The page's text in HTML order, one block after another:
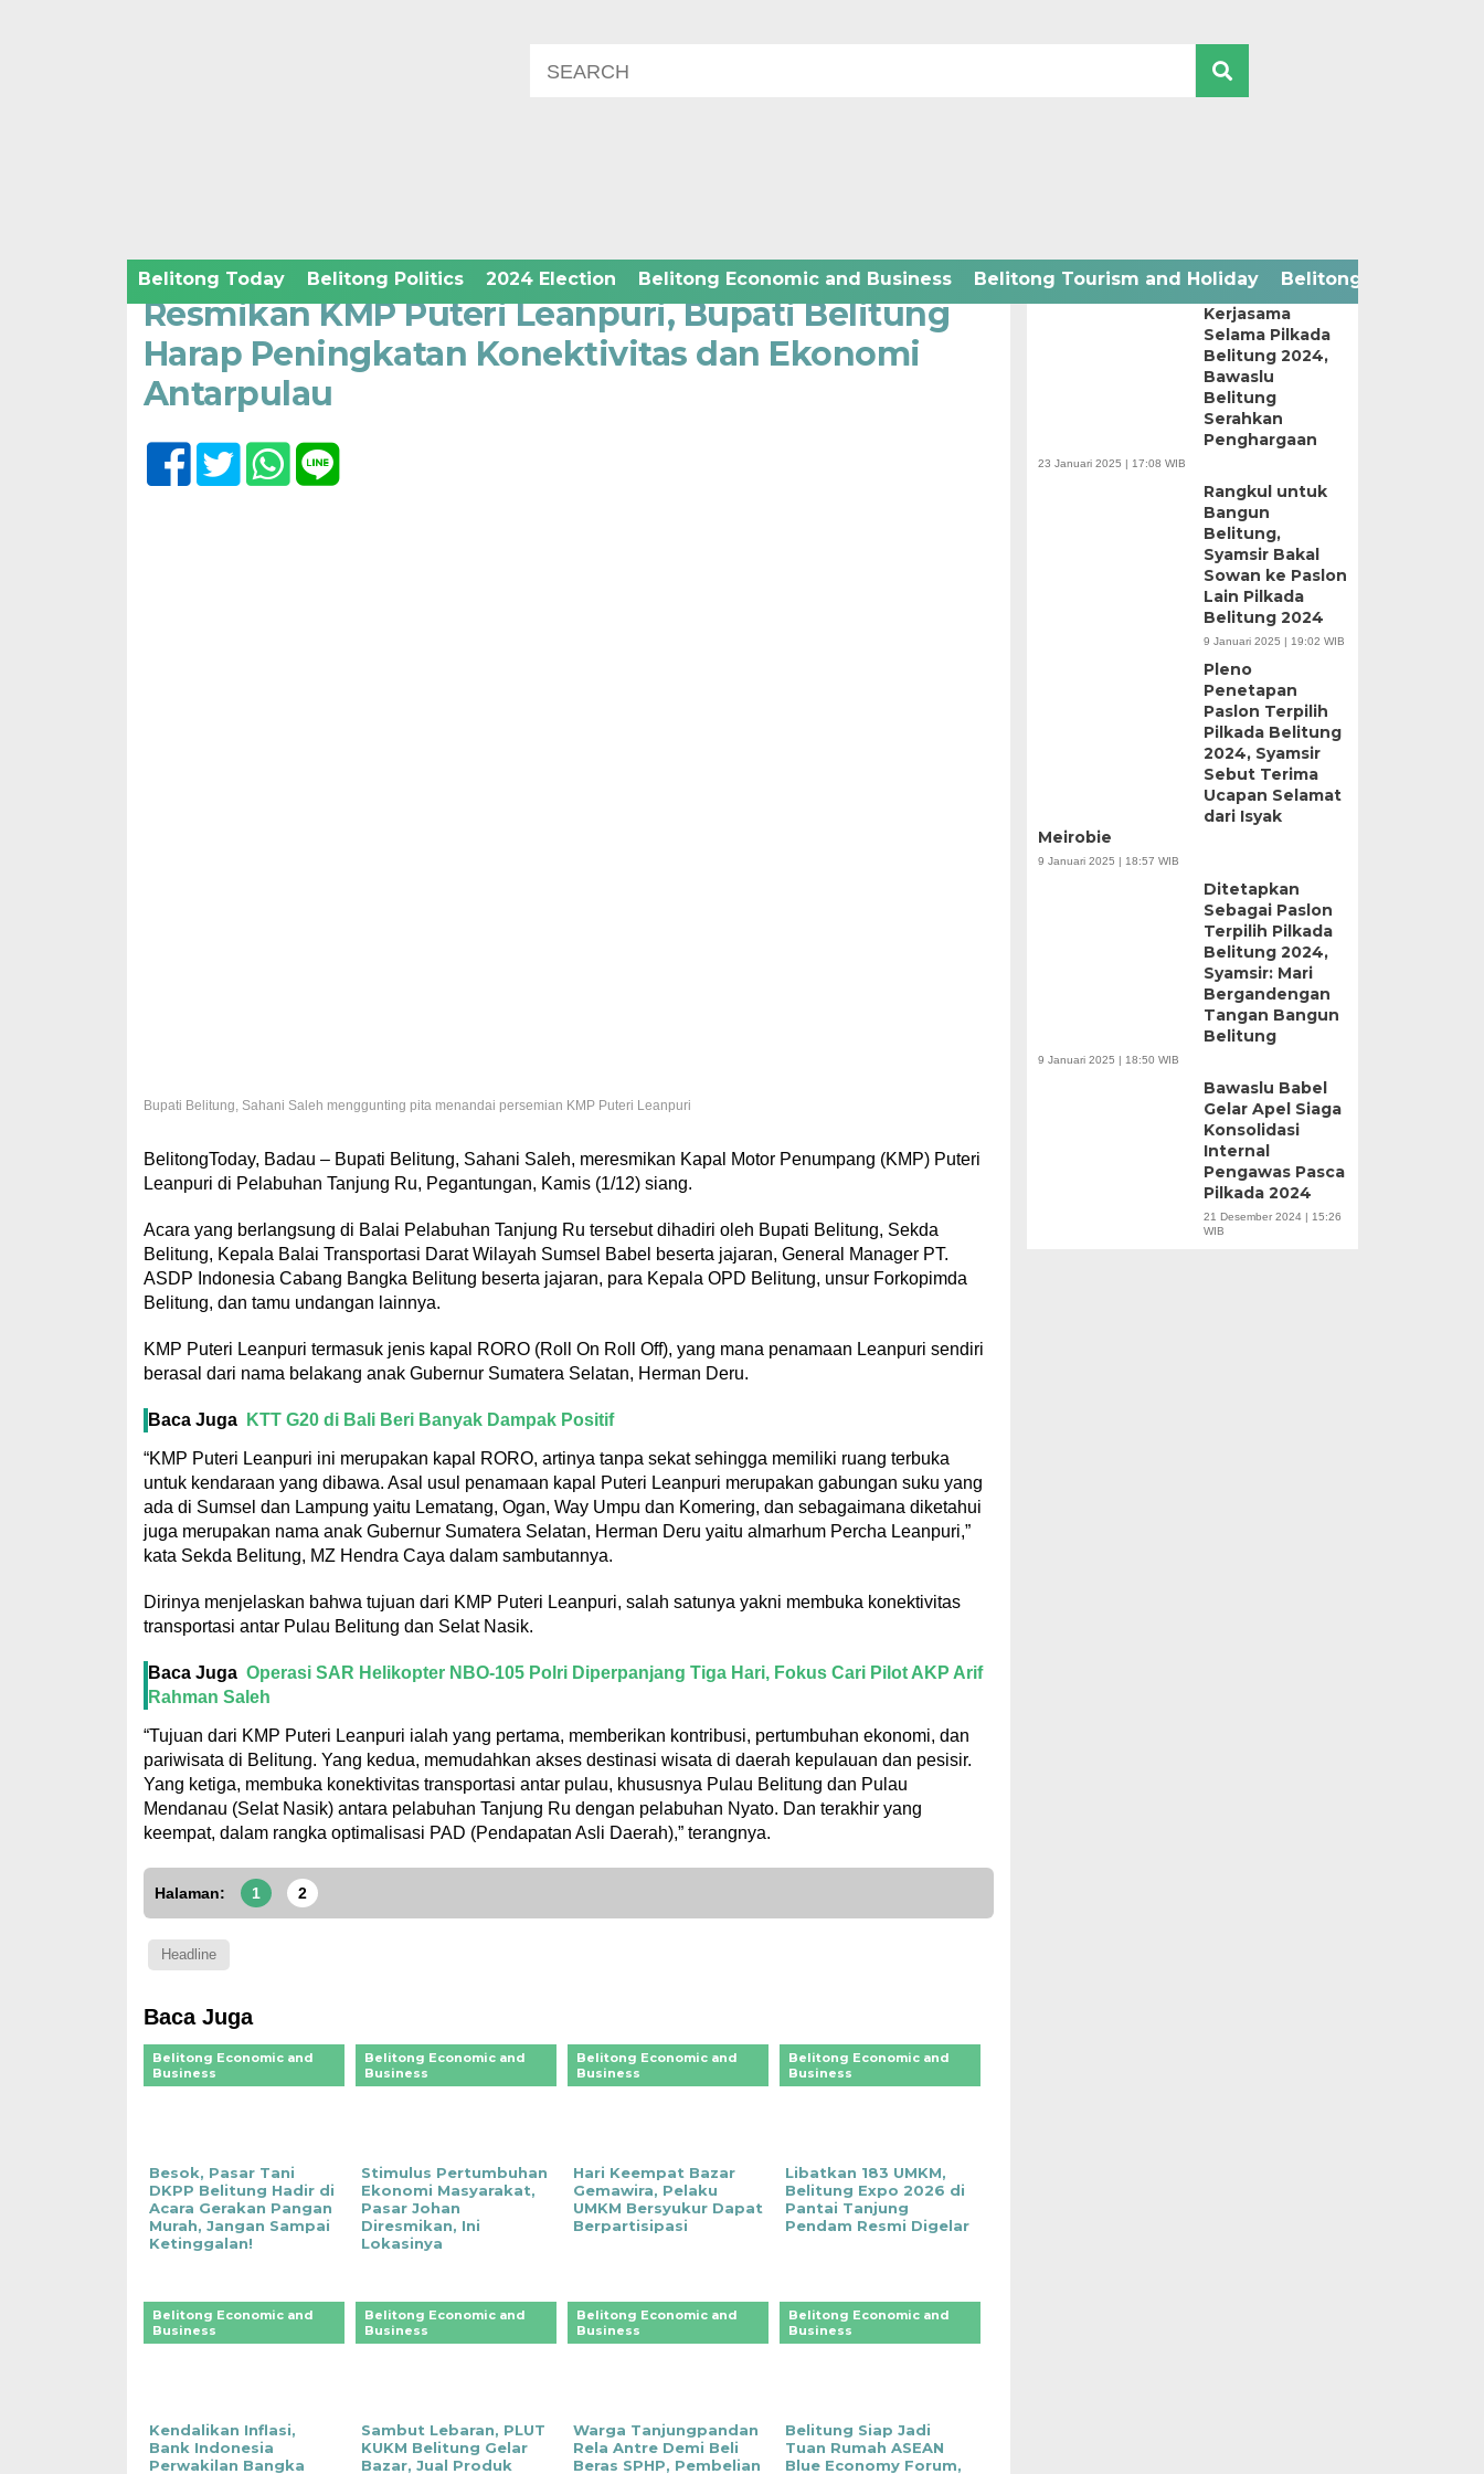
Belitong Today Belitong Politics 2024 Election Belitong Economic and Business Belitong Tourism and Holiday Belitong Technology
Kamis, 1 Desember 2022 - 20:30 WIB
Resmikan KMP Puteri Leanpuri, Bupati Belitung
Harap Peningkatan Konektivitas dan Ekonomi
Antarpulau
Bupati Belitung, Sahani Saleh menggunting pita menandai persemian KMP Puteri Leanpuri
BelitongToday, Badau – Bupati Belitung, Sahani Saleh, meresmikan Kapal Motor Penumpang (KMP) Puteri
Leanpuri di Pelabuhan Tanjung Ru, Pegantungan, Kamis (1/12) siang.
Acara yang berlangsung di Balai Pelabuhan Tanjung Ru tersebut dihadiri oleh Bupati Belitung, Sekda
Belitung, Kepala Balai Transportasi Darat Wilayah Sumsel Babel beserta jajaran, General Manager PT.
ASDP Indonesia Cabang Bangka Belitung beserta jajaran, para Kepala OPD Belitung, unsur Forkopimda
Belitung, dan tamu undangan lainnya.
KMP Puteri Leanpuri termasuk jenis kapal RORO (Roll On Roll Off), yang mana penamaan Leanpuri sendiri
berasal dari nama belakang anak Gubernur Sumatera Selatan, Herman Deru.
Baca Juga KTT G20 di Bali Beri Banyak Dampak Positif
“KMP Puteri Leanpuri ini merupakan kapal RORO, artinya tanpa sekat sehingga memiliki ruang terbuka
untuk kendaraan yang dibawa. Asal usul penamaan kapal Puteri Leanpuri merupakan gabungan suku yang
ada di Sumsel dan Lampung yaitu Lematang, Ogan, Way Umpu dan Komering, dan sebagaimana diketahui
juga merupakan nama anak Gubernur Sumatera Selatan, Herman Deru yaitu almarhum Percha Leanpuri,”
kata Sekda Belitung, MZ Hendra Caya dalam sambutannya.
Dirinya menjelaskan bahwa tujuan dari KMP Puteri Leanpuri, salah satunya yakni membuka konektivitas
transportasi antar Pulau Belitung dan Selat Nasik.
Baca Juga Operasi SAR Helikopter NBO-105 Polri Diperpanjang Tiga Hari, Fokus Cari Pilot AKP Arif
Rahman Saleh
“Tujuan dari KMP Puteri Leanpuri ialah yang pertama, memberikan kontribusi, pertumbuhan ekonomi, dan
pariwisata di Belitung. Yang kedua, memudahkan akses destinasi wisata di daerah kepulauan dan pesisir.
Yang ketiga, membuka konektivitas transportasi antar pulau, khususnya Pulau Belitung dan Pulau
Mendanau (Selat Nasik) antara pelabuhan Tanjung Ru dengan pelabuhan Nyato. Dan terakhir yang
keempat, dalam rangka optimalisasi PAD (Pendapatan Asli Daerah),” terangnya.
Halaman: 1 2
Headline
Baca Juga
Belitong Economic and
Business
Besok, Pasar Tani
DKPP Belitung Hadir di
Acara Gerakan Pangan
Murah, Jangan Sampai
Ketinggalan!
Belitong Economic and
Business
Stimulus Pertumbuhan
Ekonomi Masyarakat,
Pasar Johan
Diresmikan, Ini
Lokasinya
Belitong Economic and
Business
Hari Keempat Bazar
Gemawira, Pelaku
UMKM Bersyukur Dapat
Berpartisipasi
Belitong Economic and
Business
‎Libatkan 183 UMKM,
Belitung Expo 2026 di
Pantai Tanjung
Pendam Resmi Digelar
Belitong Economic and
Business
Kendalikan Inflasi,
Bank Indonesia
Perwakilan Bangka
Belitong Economic and
Business
Sambut Lebaran, PLUT
KUKM Belitung Gelar
Bazar, Jual Produk
Belitong Economic and
Business
‎Warga Tanjungpandan
Rela Antre Demi Beli
Beras SPHP, Pembelian
Belitong Economic and
Business
Belitung Siap Jadi
Tuan Rumah ASEAN
Blue Economy Forum,
Apresiasi
Kerjasama
Selama Pilkada
Belitung 2024,
Bawaslu
Belitung
Serahkan
Penghargaan
23 Januari 2025 | 17:08 WIB
Rangkul untuk
Bangun
Belitung,
Syamsir Bakal
Sowan ke Paslon
Lain Pilkada
Belitung 2024
9 Januari 2025 | 19:02 WIB
Pleno
Penetapan
Paslon Terpilih
Pilkada Belitung
2024, Syamsir
Sebut Terima
Ucapan Selamat
dari Isyak
Meirobie
9 Januari 2025 | 18:57 WIB
Ditetapkan
Sebagai Paslon
Terpilih Pilkada
Belitung 2024,
Syamsir: Mari
Bergandengan
Tangan Bangun
Belitung
9 Januari 2025 | 18:50 WIB
Bawaslu Babel
Gelar Apel Siaga
Konsolidasi
Internal
Pengawas Pasca
Pilkada 2024
21 Desember 2024 | 15:26
WIB